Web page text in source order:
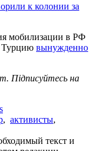
к колонии за
мобилизации в РФ
Турцию вынужденно
Підписуйтесь на
, активисты,
текст и